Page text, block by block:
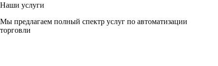
Наши услуги
Мы предлагаем полный спектр услуг по автоматизации
торговли